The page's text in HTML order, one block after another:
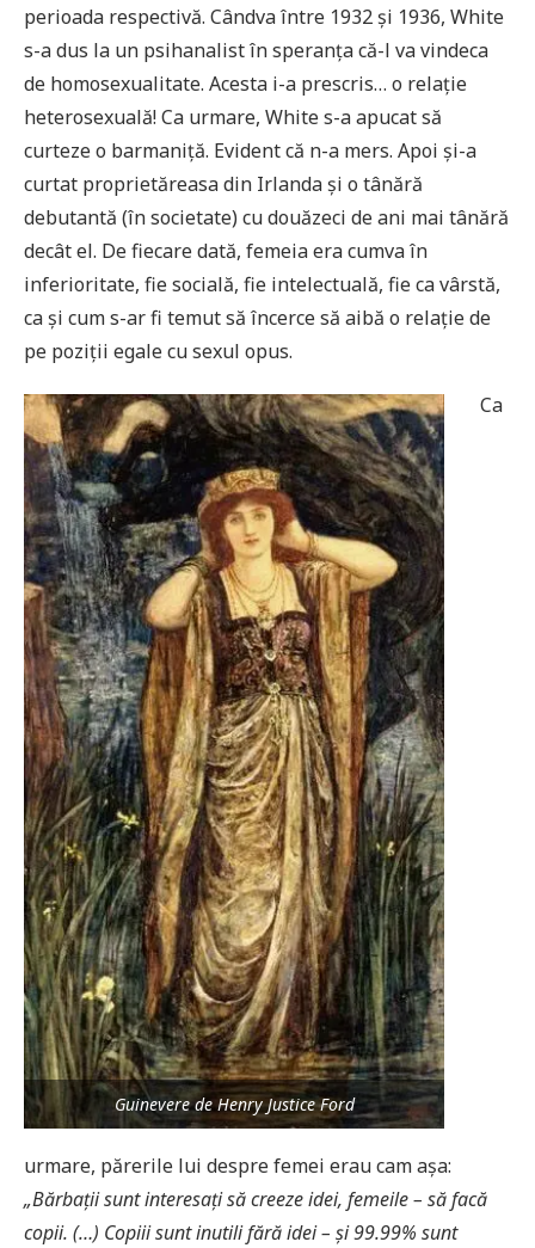
perioada respectivă. Cândva între 1932 și 1936, White
s-a dus la un psihanalist în speranța că-l va vindeca
de homosexualitate. Acesta i-a prescris… o relație
heterosexuală! Ca urmare, White s-a apucat să
curteze o barmaniță. Evident că n-a mers. Apoi și-a
curtat proprietăreasa din Irlanda și o tânără
debutantă (în societate) cu douăzeci de ani mai tânără
decât el. De fiecare dată, femeia era cumva în
inferioritate, fie socială, fie intelectuală, fie ca vârstă,
ca și cum s-ar fi temut să încerce să aibă o relație de
pe poziții egale cu sexul opus.
Guinevere de Henry Justice Ford
Ca
urmare, părerile lui despre femei erau cam așa:
„Bărbații sunt interesați să creeze idei, femeile – să facă
copii. (…) Copiii sunt inutili fără idei – și99.99% sunt